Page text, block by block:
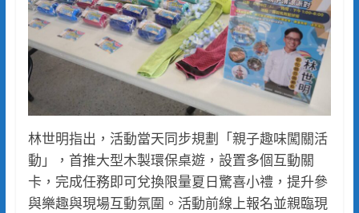
林世明指出，活動當天同步規劃「親子趣味闖關活
動」，首推大型木製環保桌遊，設置多個互動關
卡，完成任務即可兌換限量夏日驚喜小禮，提升參
與樂趣與現場互動氛圍。活動前線上報名並親臨現